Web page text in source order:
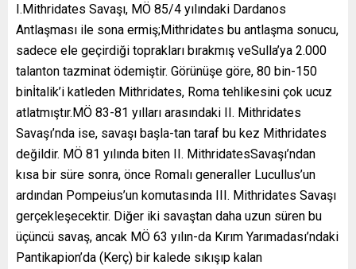
I.Mithridates Savaşı, MÖ 85/4 yılındaki Dardanos
Antlaşması ile sona ermiş;Mithridates bu antlaşma sonucu,
sadece ele geçirdiği toprakları bırakmış veSulla’ya 2.000
talanton tazminat ödemiştir. Görünüşe göre, 80 bin-150
binİtalik’i katleden Mithridates, Roma tehlikesini çok ucuz
atlatmıştır.MÖ 83-81 yılları arasındaki II. Mithridates
Savaşı’nda ise, savaşı başla-tan taraf bu kez Mithridates
değildir. MÖ 81 yılında biten II. MithridatesSavaşı’ndan
kısa bir süre sonra, önce Romalı generaller Lucullus’un
ardından Pompeius’un komutasında III. Mithridates Savaşı
gerçekleşecektir. Diğer iki savaştan daha uzun süren bu
üçüncü savaş, ancak MÖ 63 yılın-da Kırım Yarımadası’ndaki
Pantikapion’da (Kerç) bir kalede sıkışıp kalan